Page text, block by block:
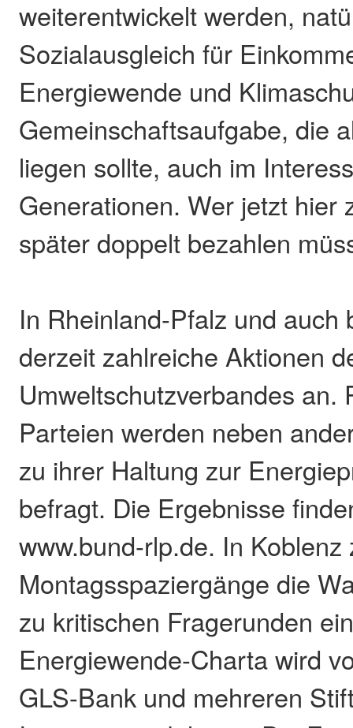
weiterentwickelt werden,
Sozialausgleich für
Energiewende und
Gemeinschaftsaufgabe, die
liegen sollte, auch im
Generationen. Wer jetzt hier
später doppelt bezahlen
In Rheinland-Pfalz und auch
derzeit zahlreiche Aktionen
Umweltschutzverbandes an.
Parteien werden neben
zu ihrer Haltung zur
befragt. Die Ergebnisse
www.bund-rlp.de. In Koblenz
Montagsspaziergänge die
zu kritischen Fragerunden
Energiewende-Charta wird
GLS-Bank und mehreren